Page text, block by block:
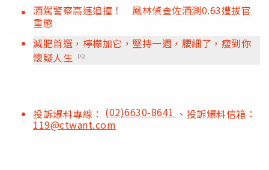
酒駕警察高速追撞！ 鳳林偵查佐酒測0.63遭拔官
重懲
減肥首選，檸檬加它，堅持一週，腰細了，瘦到你
懷疑人生 PR
投訴爆料專線： (02)6630-8641 、投訴爆料信箱：
119@ctwant.com